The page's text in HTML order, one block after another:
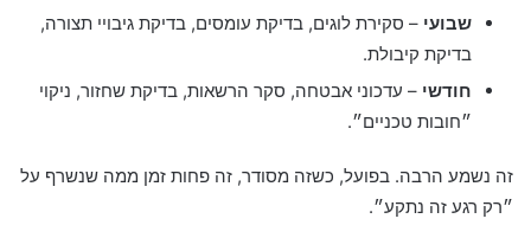
שבועי – סקירת לוגים, בדיקת עומסים, בדיקת גיבויי תצורה,
בדיקת קיבולת.
חודשי – עדכוני אבטחה, סקר הרשאות, בדיקת שחזור, ניקוי
״חובות טכניים״.
זה נשמע הרבה. בפועל, כשזה מסודר, זה פחות זמן ממה שנשרף על
״רק רגע זה נתקע״.